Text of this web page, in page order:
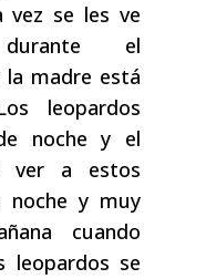
vez se les ve
el
la madre está
leopardos
noche y el
ver a estos
noche y muy
cuando
leopardos se